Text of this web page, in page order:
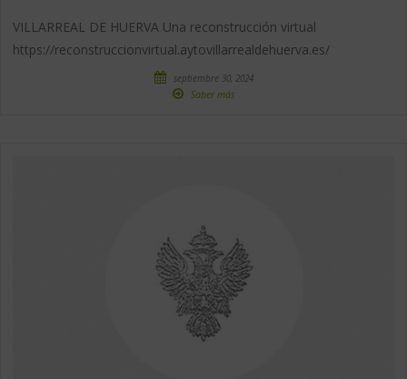
VILLARREAL DE HUERVA Una reconstrucción virtual
https://reconstruccionvirtual.aytovillarrealdehuerva.es/
septiembre 30, 2024
Saber más